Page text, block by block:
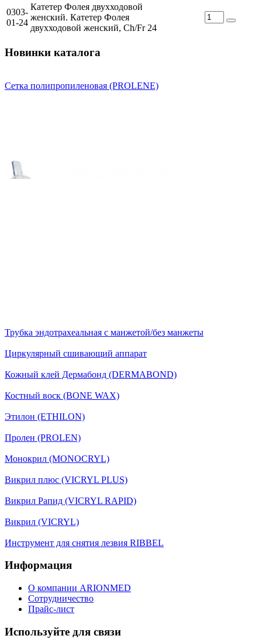
0303-
01-24
Катетер Фолея двухходовой
женский. Катетер Фолея
двухходовой женский, Ch/Fr 24
Новинки каталога
Сетка полипропиленовая (PROLENE)
Трубка эндотрахеальная с манжетой/без манжеты
Циркулярный сшивающий аппарат
Кожный клей Дермабонд (DERMABOND)
Костный воск (BONE WAX)
Этилон (ETHILON)
Пролен (PROLEN)
Монокрил (MONOCRYL)
Викрил плюс (VICRYL PLUS)
Викрил Рапид (VICRYL RAPID)
Викрил (VICRYL)
Инструмент для снятия лезвия RIBBEL
Информация
О компании ARIONMED
Сотрудничество
Прайс-лист
Используйте для связи